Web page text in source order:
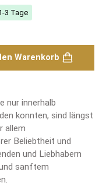
5 Sternen
3 Tage
Warenkorb
nur innerhalb
konnten, sind längst
allem
Beliebtheit und
und Liebhabern
sanftem